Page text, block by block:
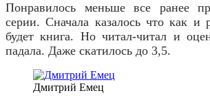
Понравилось меньше все ранее
серии. Сначала казалось что как
будет книга. Но читал-читал и
падала. Даже скатилось до 3,5.
Дмитрий Емец